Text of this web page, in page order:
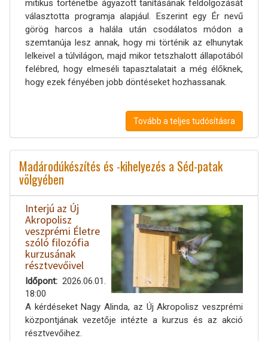
mitikus történetbe ágyazott tanításának feldolgozását
választotta programja alapjául. Eszerint egy Ér nevű
görög harcos a halála után csodálatos módon a
szemtanúja lesz annak, hogy mi történik az elhunytak
lelkeivel a túlvilágon, majd mikor tetszhalott állapotából
felébred, hogy elmeséli tapasztalatait a még élőknek,
hogy ezek fényében jobb döntéseket hozhassanak.
Tovább a teljes tudósításra
Madárodúkészítés és -kihelyezés a Séd-patak
völgyében
Interjú az Új
Akropolisz
veszprémi Életre
szóló filozófia
kurzusának
résztvevőivel
Időpont
2026.06.01.
18:00
A kérdéseket Nagy Alinda, az Új Akropolisz veszprémi
központjának vezetője intézte a kurzus és az akció
résztvevőihez.